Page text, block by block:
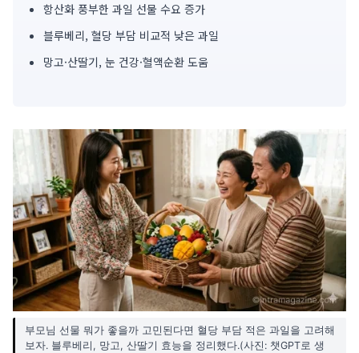
핵
심
항산화 풍부한 과일 선물 수요 증가
블루베리, 혈당 부담 비교적 낮은 과일
망고·산딸기, 눈 건강·혈액순환 도움
부모님 선물 뭐가 좋을까 고민된다면 혈당 부담 적은 과일을 고려해
보자. 블루베리, 망고, 산딸기 효능을 정리했다.(사진: 챗GPT로 생